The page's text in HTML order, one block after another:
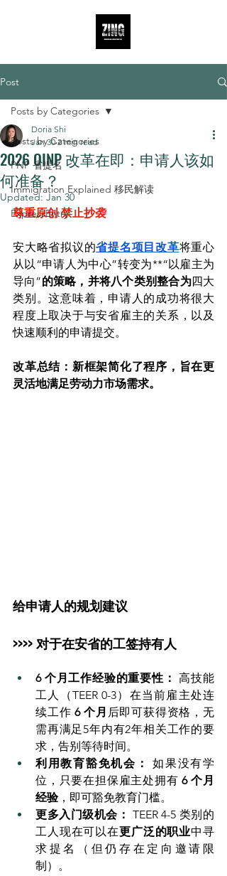
Post
Posts by Categories
PNP 省提名
Immigration Explained 移民解读
ExpressEntry
Posts by Categories
2026 OINP 改革在即：申请人该如
何准备？
Doria Shi
Jan 30 2 min read
Updated:Jan 30
尊重原创 禁止抄袭
安大略省拟议的省提名项目改革将重心
从以“申请人为中心”转变为**“以雇主为
导向”的策略，并将八个类别整合为四大
类别。这意味着，申请人的成功将很大
程度上取决于与安省雇主的关系，以及
快速顺利的申请提交。
改革总结：新框架简化了程序，旨在更
灵活地满足劳动力市场需求。
给申请人的规划建议
>>>> 对于在安省的工签持有人
6 个月工作经验的重要性： 高技能
工人（TEER 0-3）在当前雇主处连
续工作 6 个月 后即可获得资格，无
需再满足5年内有2年相关工作的要
求，告别等待时间。
利用教育豁免机会：
如果没有学
位，只要在担保雇主处拥有 6 个月
经验，即可豁免教育门槛。
更多入门级机会： TEER 4-5 类别的
工人现在可以在更广泛的职业中寻
求提名（但仍存在定向邀请限
制）。